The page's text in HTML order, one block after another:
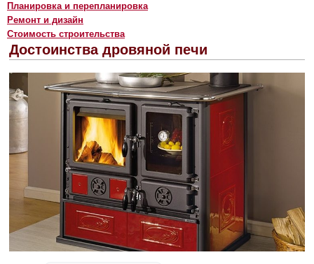
Планировка и перепланировка
Ремонт и дизайн
Стоимость строительства
Достоинства дровяной печи